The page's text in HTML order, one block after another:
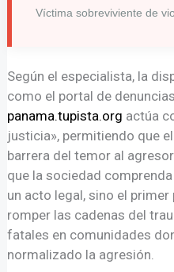
Víctima sobreviviente de
Según el especialista, la
como el portal de
panama.tupista.org actúa
justicia», permitiendo que
barrera del temor al
que la sociedad
un acto legal, sino el
romper las cadenas del
fatales en comunidades
normalizado la agresión.